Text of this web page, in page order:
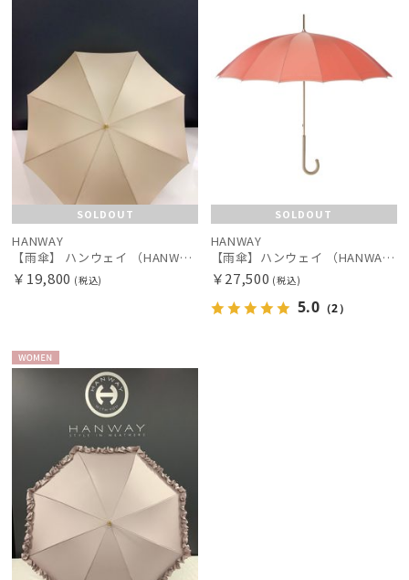
SOLDOUT
HANWAY
【雨傘】 ハンウェイ （HANWAY） Couturier クチュリエ 長傘 日本製
￥19,800 (税込)
SOLDOUT
HANWAY
【雨傘】ハンウェイ （HANWAY ）真田耳（サナダミミ）長傘 日本製 カーボン骨
￥27,500 (税込)
5.0 （2）
WOME